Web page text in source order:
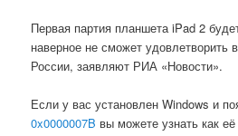
Первая партия планшета iPad 2
наверное не сможет удовлетворить
России, заявляют РИА «Новости».
Если у вас установлен Windows и
0x0000007B вы можете узнать как